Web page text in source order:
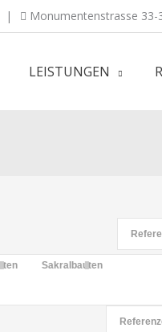
| Monumentenstrasse 33-
LEISTUNGEN
Sakralbauten